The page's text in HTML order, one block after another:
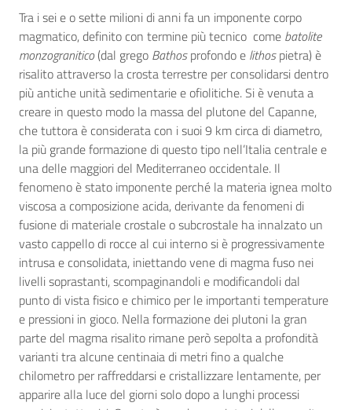
Tra i sei e o sette milioni di anni fa un imponente corpo
magmatico, definito con termine più tecnico come batolite
monzogranitico(dal grego Bathosprofondo e lithospietra) è
risalito attraverso la crosta terrestre per consolidarsi dentro
più antiche unità sedimentarie e ofiolitiche. Si è venuta a
creare in questo modo la massa del plutone del Capanne,
che tuttora è considerata con i suoi 9 km circa di diametro,
la più grande formazione di questo tipo nell’Italia centrale e
una delle maggiori del Mediterraneo occidentale. Il
fenomeno è stato imponente perché la materia ignea molto
viscosa a composizione acida, derivante da fenomeni di
fusione di materiale crostale o subcrostale ha innalzato un
vasto cappello di rocce al cui interno si è progressivamente
intrusa e consolidata, iniettando vene di magma fuso nei
livelli soprastanti, scompaginandoli e modificandoli dal
punto di vista fisico e chimico per le importanti temperature
e pressioni in gioco. Nella formazione dei plutoni la gran
parte del magma risalito rimane però sepolta a profondità
varianti tra alcune centinaia di metri fino a qualche
chilometro per raffreddarsi e cristallizzare lentamente, per
apparire alla luce del giorni solo dopo a lunghi processi